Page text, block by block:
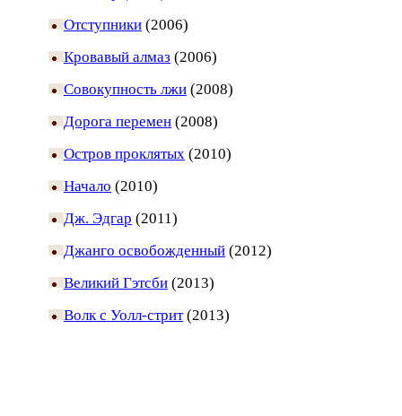
Отступники (2006)
Кровавый алмаз (2006)
Совокупность лжи (2008)
Дорога перемен (2008)
Остров проклятых (2010)
Начало (2010)
Дж. Эдгар (2011)
Джанго освобожденный (2012)
Великий Гэтсби (2013)
Волк с Уолл-стрит(2013)